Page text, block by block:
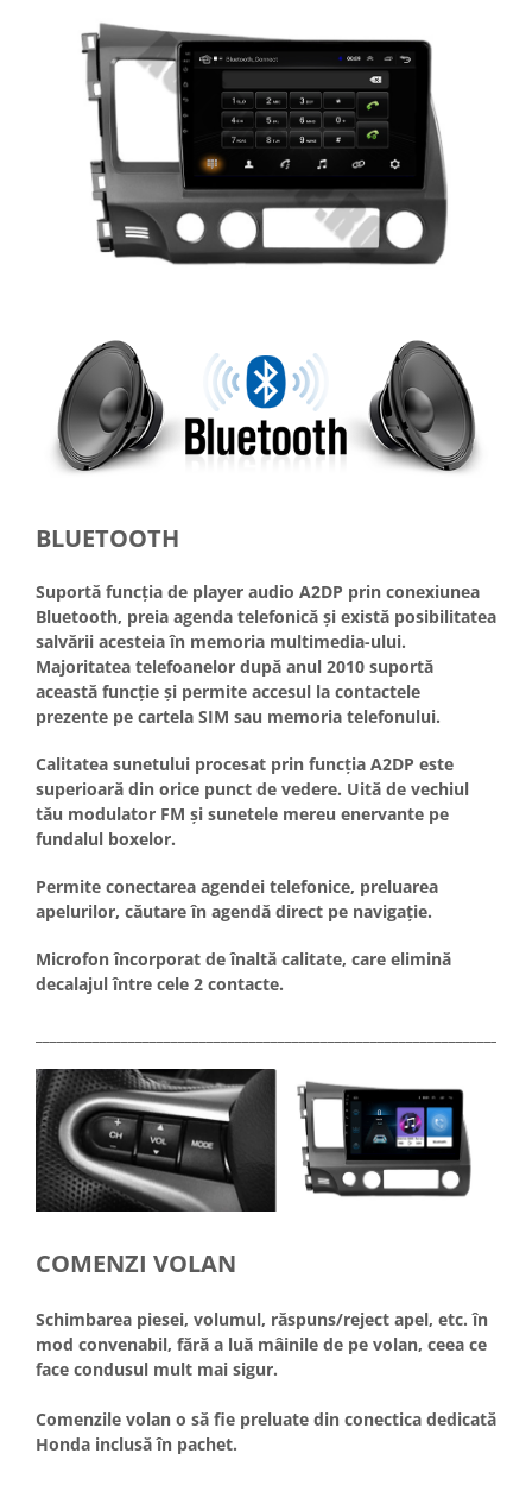
BLUETOOTH
Suportă funcția de player audio A2DP prin conexiunea
Bluetooth, preia agenda telefonică și există posibilitatea
salvării acesteia în memoria multimedia-ului.
Majoritatea telefoanelor după anul 2010 suportă
această funcție și permite accesul la contactele
prezente pe cartela SIM sau memoria telefonului.
Calitatea sunetului procesat prin funcția A2DP este
superioară din orice punct de vedere. Uită de vechiul
tău modulator FM și sunetele mereu enervante pe
fundalul boxelor.
Permite conectarea agendei telefonice, preluarea
apelurilor, căutare în agendă direct pe navigație.
Microfon încorporat de înaltă calitate, care elimină
decalajul între cele 2 contacte.
COMENZI VOLAN
Schimbarea piesei, volumul, răspuns/reject apel, etc. în
mod convenabil, fără a luă mâinile de pe volan, ceea ce
face condusul mult mai sigur.
Comenzile volan o să fie preluate din conectica dedicată
Honda inclusă în pachet.